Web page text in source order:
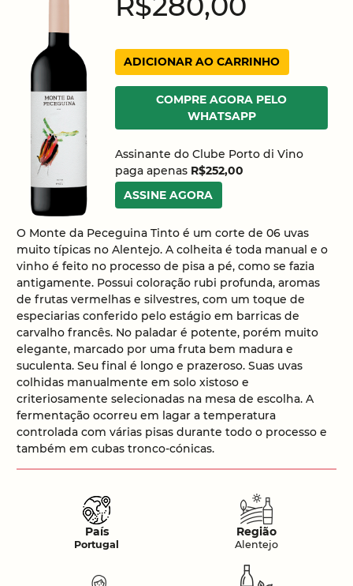
ADICIONAR AO CARRINHO
COMPRE AGORA PELO
WHATSAPP
Assinante do Clube Porto di Vino
paga apenas R$252,00
ASSINE AGORA
O Monte da Peceguina Tinto é um corte de 06 uvas
muito típicas no Alentejo. A colheita é toda manual e o
vinho é feito no processo de pisa a pé, como se fazia
antigamente. Possui coloração rubi profunda, aromas
de frutas vermelhas e silvestres, com um toque de
especiarias conferido pelo estágio em barricas de
carvalho francês. No paladar é potente, porém muito
elegante, marcado por uma fruta bem madura e
suculenta. Seu final é longo e prazeroso. Suas uvas
colhidas manualmente em solo xistoso e
criteriosamente selecionadas na mesa de escolha. A
fermentação ocorreu em lagar a temperatura
controlada com várias pisas durante todo o processo e
também em cubas tronco-cónicas.
País
Portugal
Região
Alentejo